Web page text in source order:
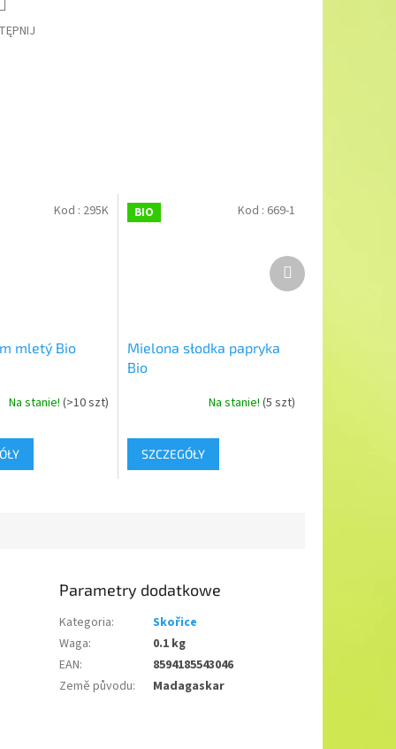
mletý Bio
Na stanie!(>10 szt)
Kod : 295K BIO
Mielona słodka papryka
Bio
Na stanie! (5 szt)
SZCZEGÓŁY
Kod : 669-1
Produkt
następny
Parametry dodatkowe
Kategoria:
Skořice
Waga:
0.1 kg
EAN:
8594185543046
Země původu: Madagaskar